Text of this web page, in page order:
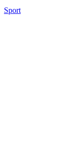
Sport